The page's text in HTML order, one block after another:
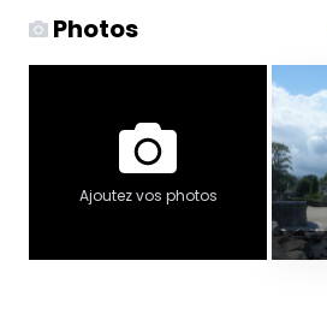
Photos
Ajoutez vos photos